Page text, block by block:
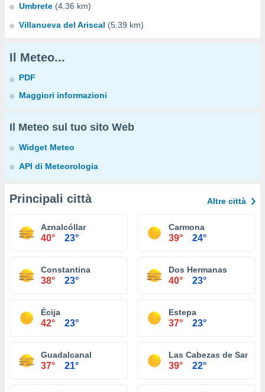
Umbrete (4.36 km)
Villanueva del Ariscal (5.39 km)
Il Meteo...
PDF
Maggiori informazioni
Il Meteo sul tuo sito Web
Widget Meteo
API di Meteorologia
Principali città Altre città
Aznalcóllar
40° 23°
Carmona
39° 24°
Constantina
38° 23°
Dos Hermanas
40° 23°
Écija
42° 23°
Estepa
37° 23°
Guadalcanal
37° 21°
Las Cabezas de San
39° 22°